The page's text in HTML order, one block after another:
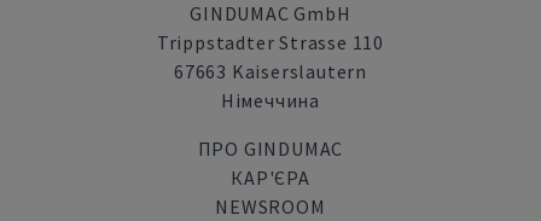
GINDUMAC GmbH
Trippstadter Strasse 110
67663 Kaiserslautern
Німеччина
ПРО GINDUMAC
КАР'ЄРА
NEWSROOM